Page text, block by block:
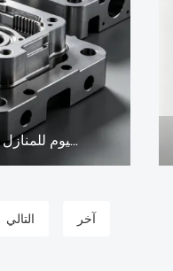
مصبوبات الألمنيوم للمنازل الذكية: مكونات عالية الدقة لحياة ذكية
التالي آخر